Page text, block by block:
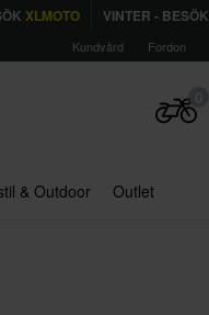
XLMOTO VINTER - BESÖK
Kundvård Fordon
& Outdoor Outlet